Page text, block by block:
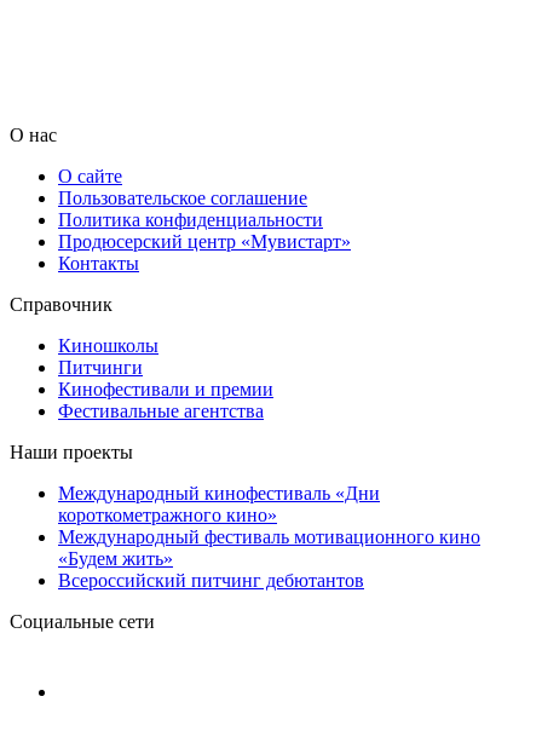
О нас
О сайте
Пользовательское соглашение
Политика конфиденциальности
Продюсерский центр «Мувистарт»
Контакты
Справочник
Киношколы
Питчинги
Кинофестивали и премии
Фестивальные агентства
Наши проекты
Международный кинофестиваль «Дни
короткометражного кино»
Международный фестиваль мотивационного кино
«Будем жить»
Всероссийский питчинг дебютантов
Социальные сети